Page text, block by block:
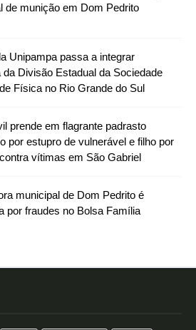
de munição em Dom Pedrito
Unipampa passa a integrar
da Divisão Estadual da Sociedade
Física no Rio Grande do Sul
prende em flagrante padrasto
por estupro de vulnerável e filho por
vítimas em São Gabriel
municipal de Dom Pedrito é
por fraudes no Bolsa Família